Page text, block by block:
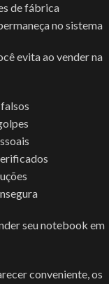
de fábrica
no sistema
evita ao vender na
seu notebook em
conveniente, os